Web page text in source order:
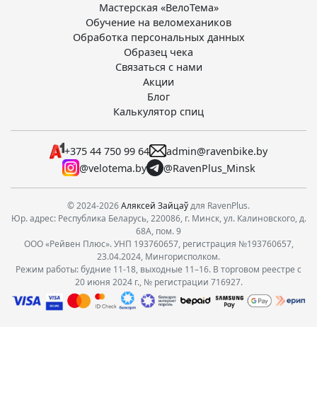
Мастерская «ВелоТема»
Обучение на веломехаников
Обработка персональных данных
Образец чека
Связаться с нами
Акции
Блог
Калькулятор спиц
+375 44 750 99 64
admin@ravenbike.by
@velotema.by
@RavenPlus_Minsk
© 2024-2026Аляксей Зайцаўдля RavenPlus.
Юр. адрес: Республика Беларусь, 220086, г. Минск, ул. Калиновского, д.
68А, пом. 9
ООО «Рейвен Плюс». УНП 193760657, регистрация №193760657,
23.04.2024, Мингорисполком.
Режим работы: будние 11-18, выходные 11–16. В торговом реестре с
20 июня 2024 г., № регистрации 716927.